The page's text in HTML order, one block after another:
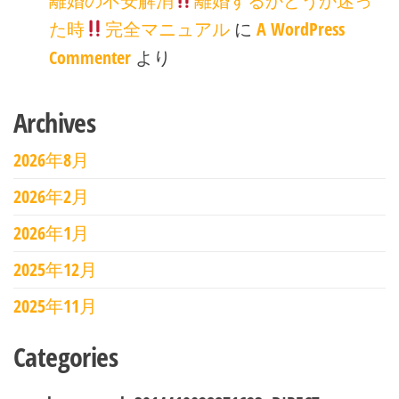
た時
完全マニュアルに A WordPress
Commenter より
Archives
2026年8月
2026年2月
2026年1月
2025年12月
2025年11月
Categories